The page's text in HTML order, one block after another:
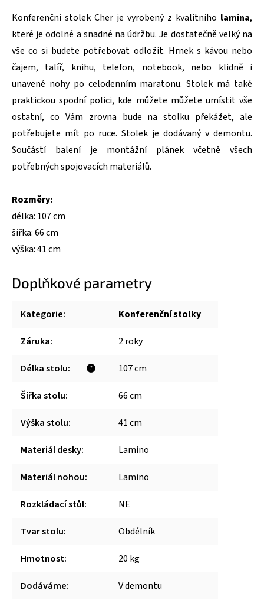
Konferenční stolek Cher je vyrobený z kvalitního lamina,
které je odolné a snadné na údržbu. Je dostatečně velký na
vše co si budete potřebovat odložit. Hrnek s kávou nebo
čajem, talíř, knihu, telefon, notebook, nebo klidně i
unavené nohy po celodenním maratonu. Stolek má také
praktickou spodní polici, kde můžete můžete umístit vše
ostatní, co Vám zrovna bude na stolku překážet, ale
potřebujete mít po ruce. Stolek je dodávaný v demontu.
Součástí balení je montážní plánek včetně všech
potřebných spojovacích materiálů.
Rozměry:
délka: 107 cm
šířka: 66 cm
výška: 41 cm
Doplňkové parametry
Kategorie: Konferenční stolky
Záruka: 2 roky
?
Délka stolu: 107 cm
Šířka stolu: 66 cm
Výška stolu: 41 cm
Materiál desky: Lamino
Materiál nohou: Lamino
Rozkládací stůl: NE
Tvar stolu: Obdélník
Hmotnost: 20 kg
Dodáváme: V demontu